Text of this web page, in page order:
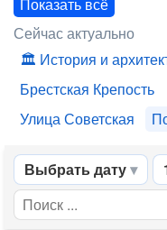
Сейчас актуально
История и
Брестская Крепость
Улица Советская
Выбрать дату